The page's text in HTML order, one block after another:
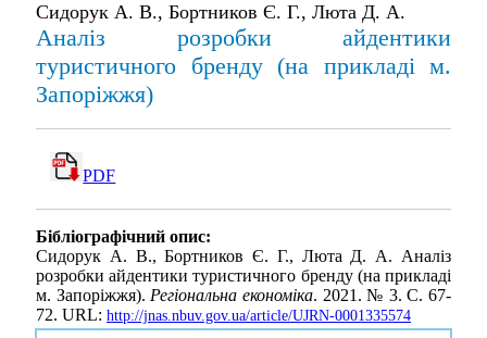
Сидорук А. В., Бортников Є. Г., Люта Д. А.
Аналіз розробки айдентики
туристичного бренду (на прикладі м.
Запоріжжя)
PDF
Бібліографічний опис:
Сидорук А. В., Бортников Є. Г., Люта Д. А. Аналіз
розробки айдентики туристичного бренду (на прикладі
м. Запоріжжя).Регіональна економіка. 2021. № 3. С. 67-
72. URL: http://jnas.nbuv.gov.ua/article/UJRN-0001335574